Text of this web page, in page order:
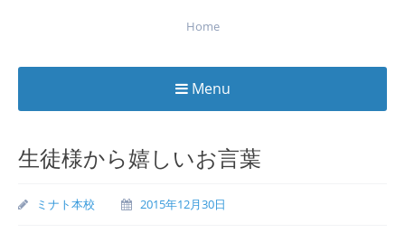
Home
Menu
to
content
生徒様から嬉しいお言葉
ミナト本校 2015年12月30日